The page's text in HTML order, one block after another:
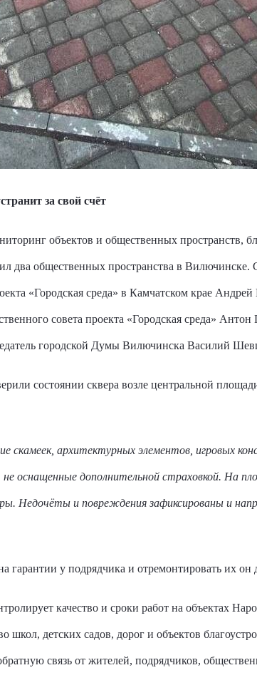
за свой счёт
объектов и общественных пространств,
два общественных пространства в
«Городская среда» в Камчатском крае Андрей
совета проекта «Городская среда»
городской Думы Вилючинска Василий
состоянии сквера возле центральной
архитектурных элементов, игровых
оснащенные дополнительной страховкой. На
Недочёты и повреждения зафиксированы и
у подрядчика и отремонтировать их он
качество и сроки работ на объектах
школ, детских садов, дорог и объектов
связь от жителей, подрядчиков,